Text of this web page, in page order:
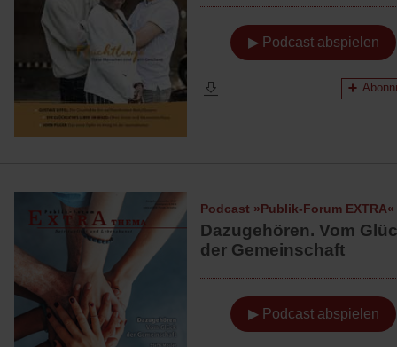
▶ Podcast abspielen
Podcast »Publik-Forum EXTRA«
Dazugehören. Vom
der Gemeinschaft
▶ Podcast abspielen